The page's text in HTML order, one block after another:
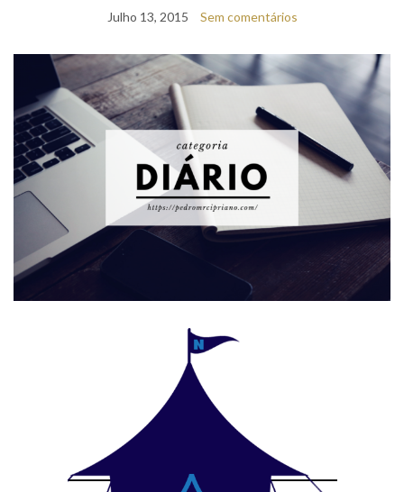
Julho 13, 2015 Sem comentários